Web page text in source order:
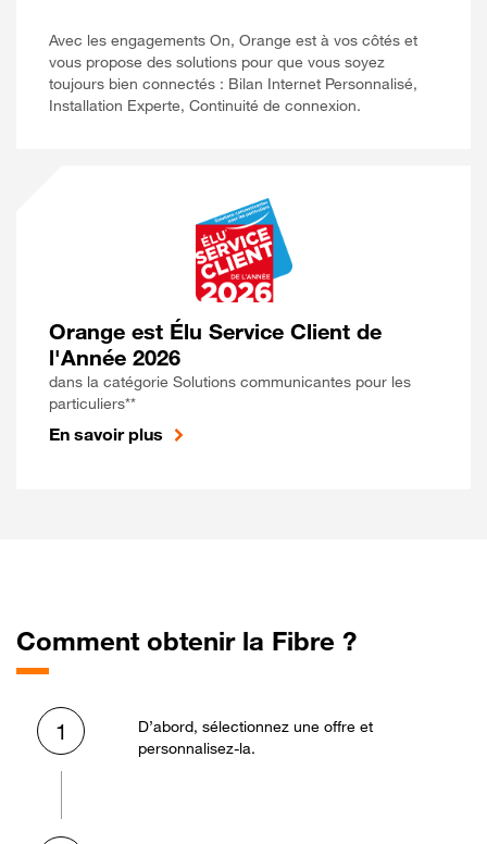
Avec les engagements On, Orange est à vos côtés et
vous propose des solutions pour que vous soyez
toujours bien connectés : Bilan Internet Personnalisé,
Installation Experte, Continuité de connexion.
Orange est Élu Service Client de
l'Année 2026
dans la catégorie Solutions communicantes pour les
particuliers**
En savoir plus
Comment obtenir la Fibre ?
1
D’abord, sélectionnez une offre et
personnalisez-la.